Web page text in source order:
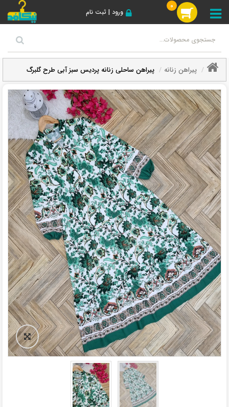
ورود | ثبت نام
0
پیراهن زنانه پیراهن ساحلی زنانه پردیس سبز آبی طرح گلبرگ